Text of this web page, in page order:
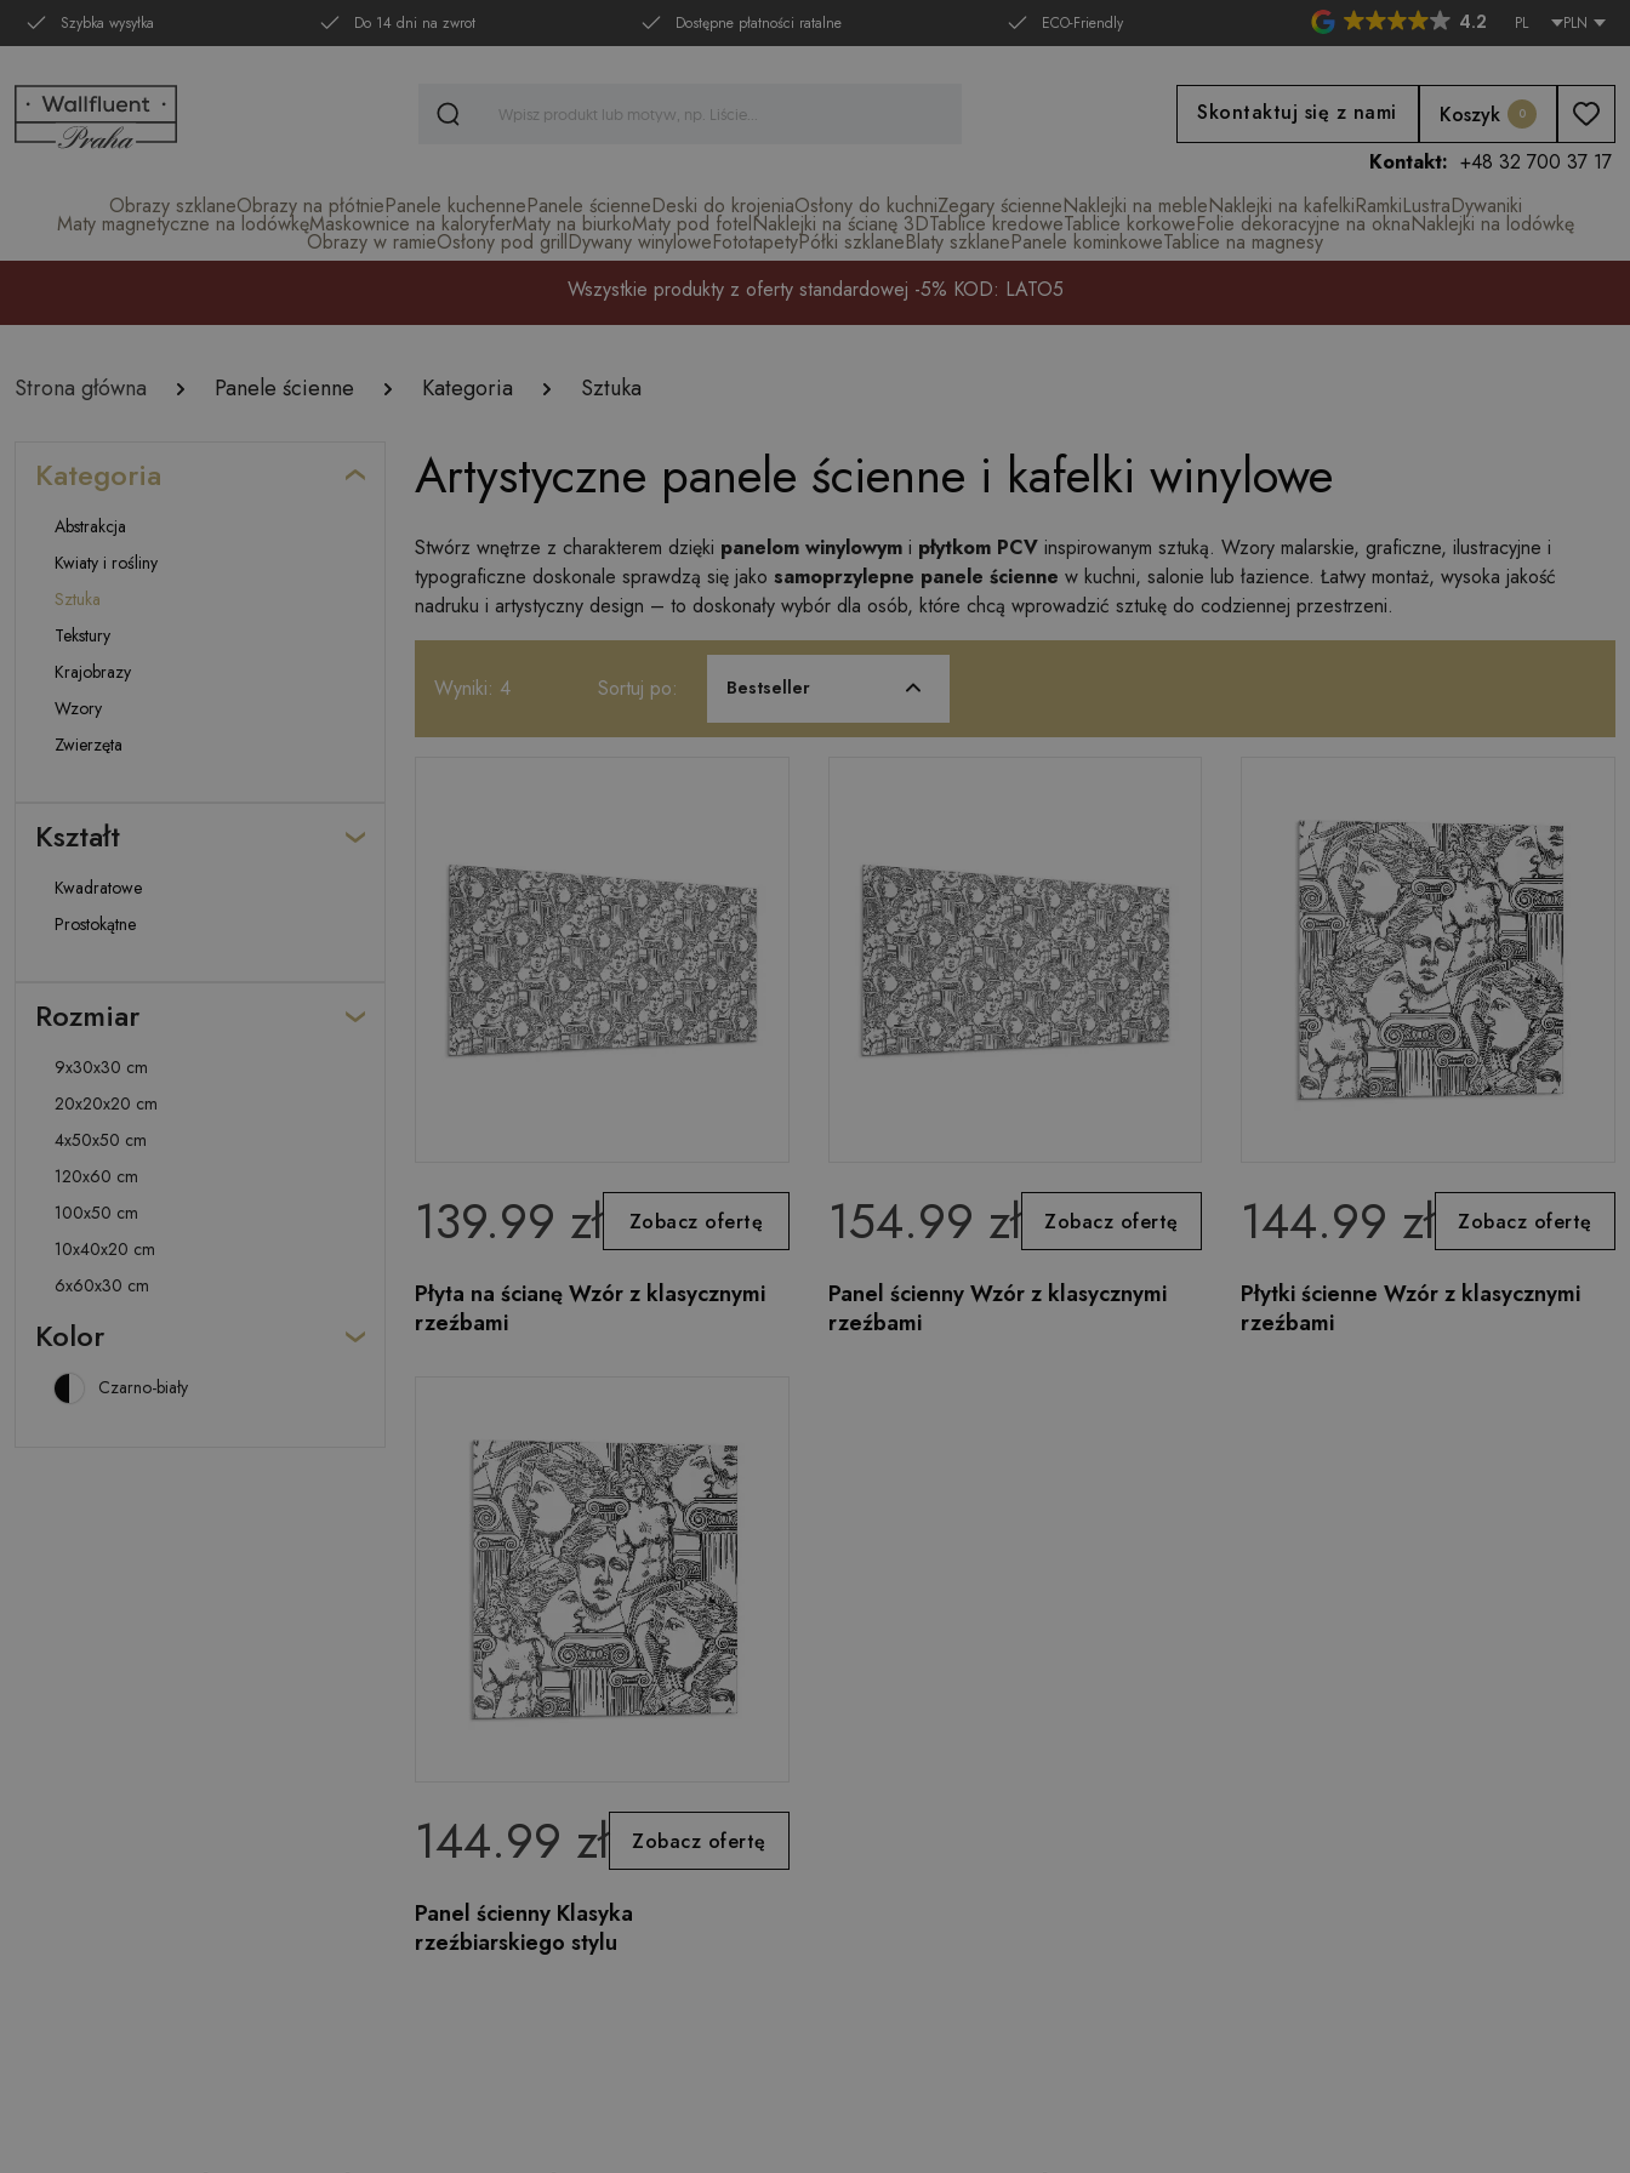
Szybka wysyłka Do 14 dni na zwrot Dostępne płatności ratalne ECO-Friendly 4.2 PL PLN
Skontaktuj się z nami Koszyk 0
Kontakt: +48 32 700 37 17
Obrazy szklaneObrazy na płótniePanele kuchennePanele ścienneDeski do krojeniaOsłony do kuchniZegary ścienneNaklejki na mebleNaklejki na kafelkiRamkiLustraDywaniki
Maty magnetyczne na lodówkęMaskownice na kaloryferMaty na biurkoMaty pod fotelNaklejki na ścianę 3DTablice kredoweTablice korkoweFolie dekoracyjne na oknaNaklejki na lodówkę
Obrazy w ramieOsłony pod grillDywany winyloweFototapetyPółki szklaneBlaty szklanePanele kominkoweTablice na magnesy
Wszystkie produkty z oferty standardowej -5% KOD: LATO5
Strona główna Panele ścienne Kategoria Sztuka
Kategoria
Abstrakcja
Kwiaty i rośliny
Sztuka
Tekstury
Krajobrazy
Wzory
Zwierzęta
Kształt
Kwadratowe
Prostokątne
Rozmiar
9x30x30 cm
20x20x20 cm
4x50x50 cm
120x60 cm
100x50 cm
10x40x20 cm
6x60x30 cm
Kolor
Czarno-biały
Artystyczne panele ścienne i kafelki winylowe
Stwórz wnętrze z charakterem dzięki panelom winylowym i płytkom PCV inspirowanym sztuką. Wzory malarskie, graficzne, ilustracyjne i
typograficzne doskonale sprawdzą się jako samoprzylepne panele ścienne w kuchni, salonie lub łazience. Łatwy montaż, wysoka jakość
nadruku i artystyczny design – to doskonały wybór dla osób, które chcą wprowadzić sztukę do codziennej przestrzeni.
Wyniki: 4 Sortuj po: Bestseller
139.99 zł Zobacz ofertę
Płyta na ścianę Wzór z klasycznymi
rzeźbami
154.99 zł Zobacz ofertę
Panel ścienny Wzór z klasycznymi
rzeźbami
144.99 zł Zobacz ofertę
Płytki ścienne Wzór z klasycznymi
rzeźbami
144.99 zł Zobacz ofertę
Panel ścienny Klasyka
rzeźbiarskiego stylu